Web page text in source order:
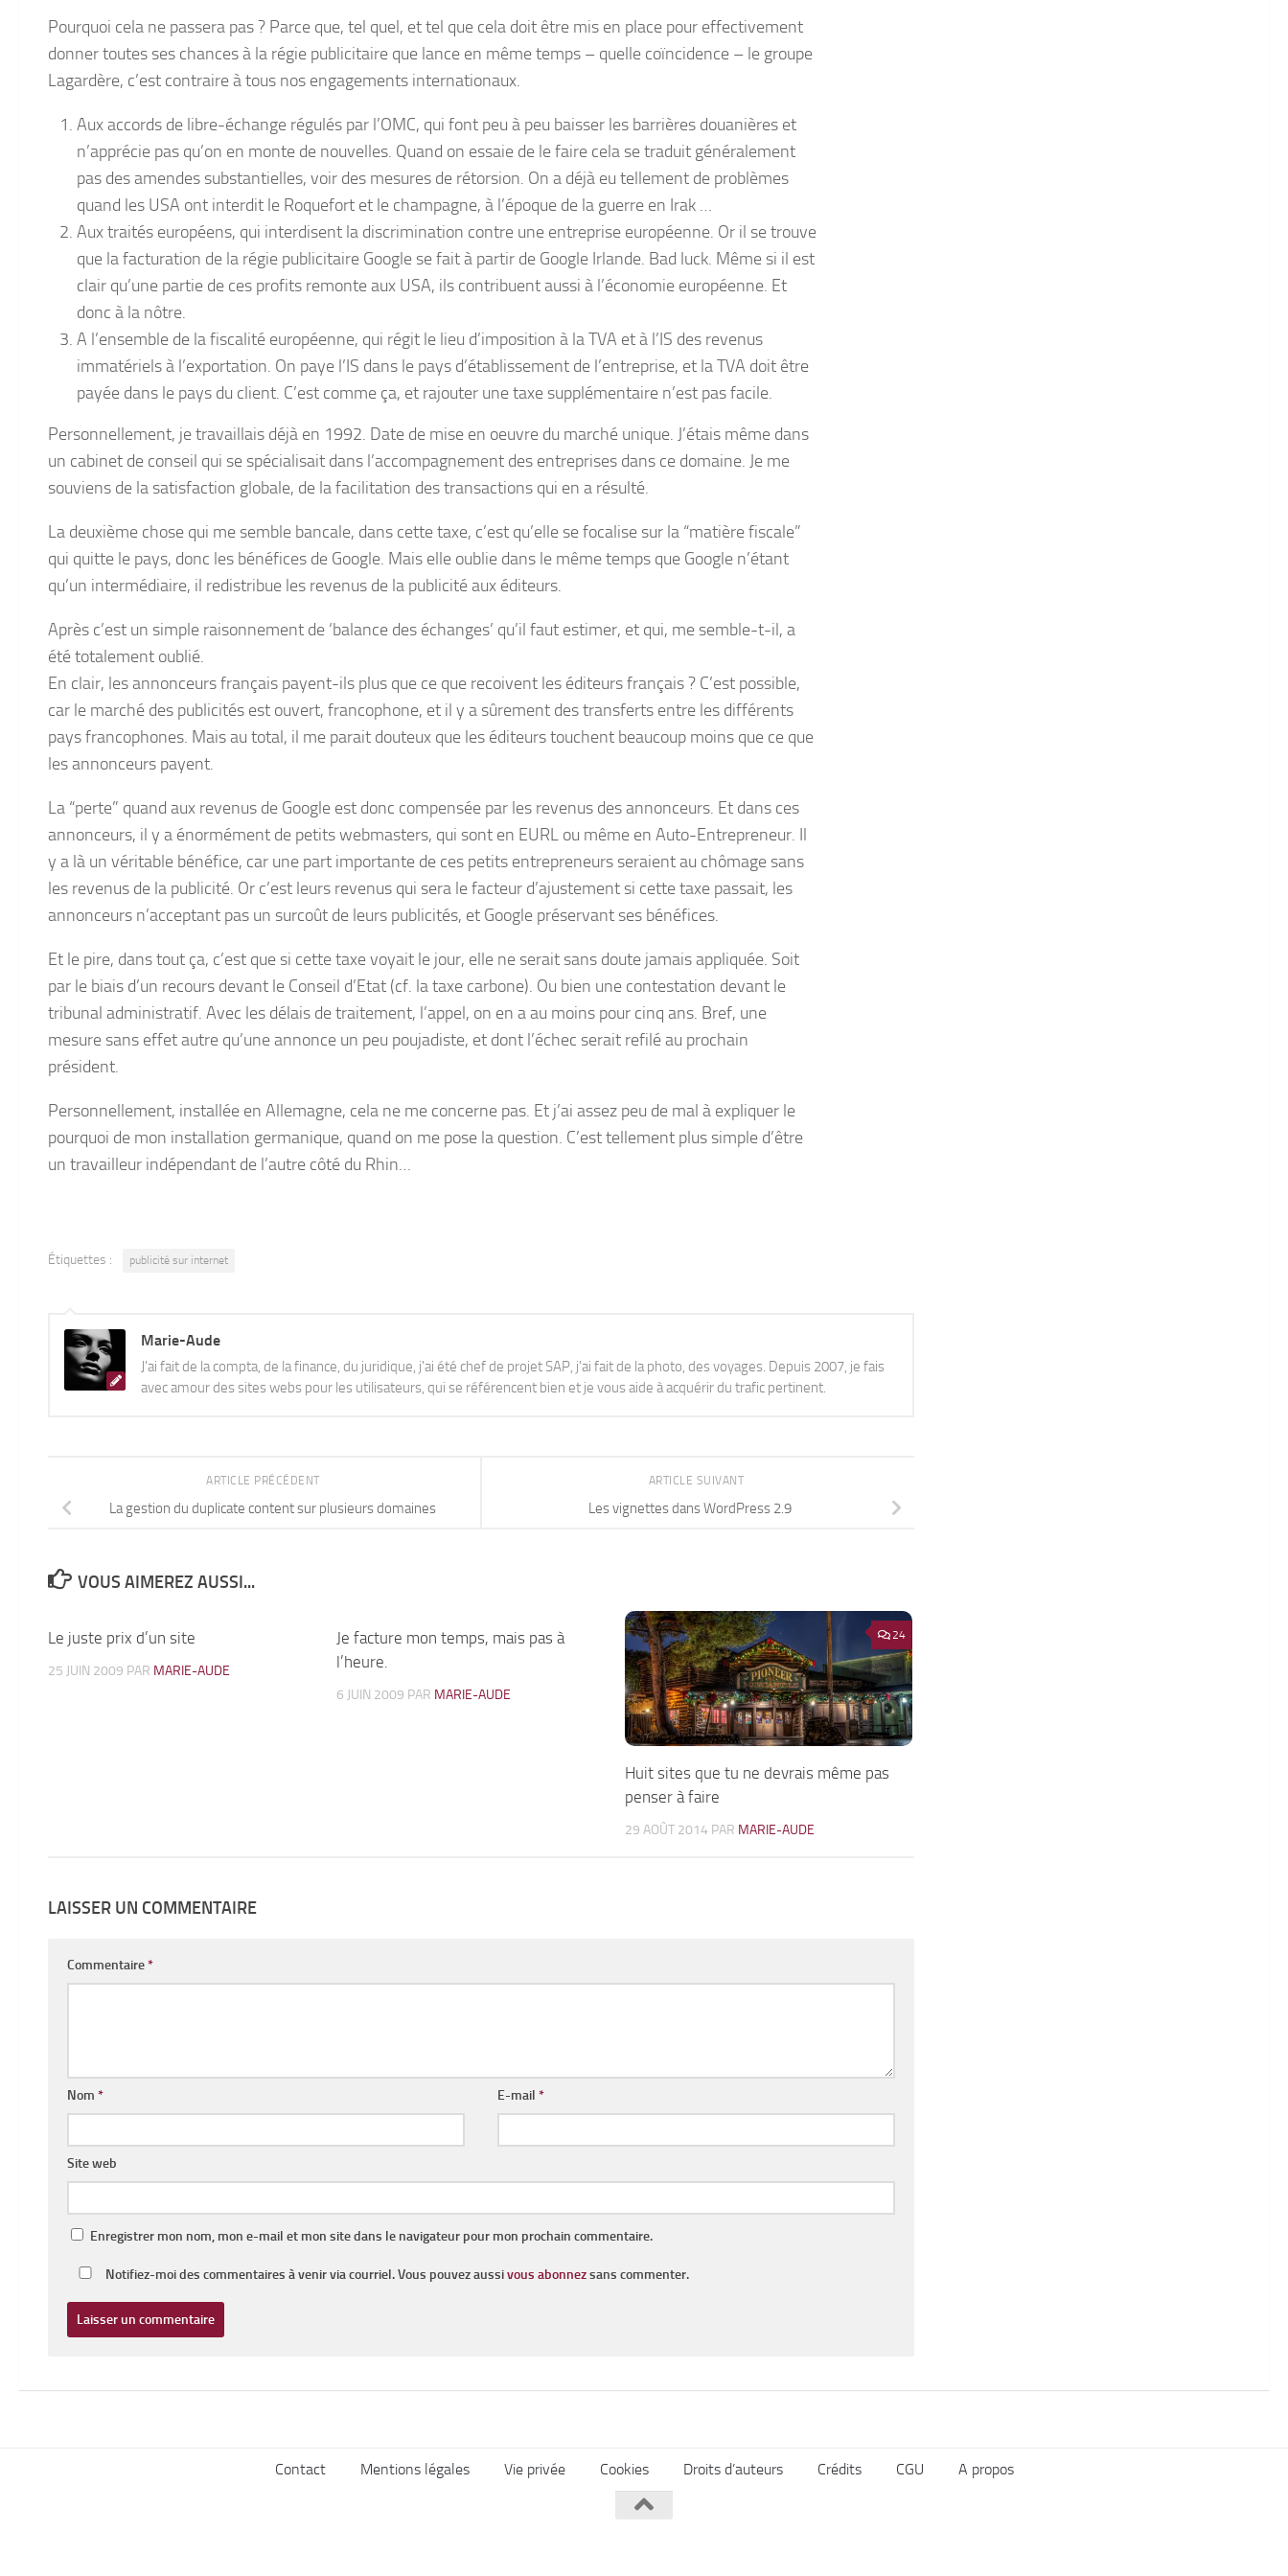
Pourquoi cela ne passera pas ? Parce que, tel quel, et tel que cela doit être mis en place pour effectivement
donner toutes ses chances à la régie publicitaire que lance en même temps – quelle coïncidence – le groupe
Lagardère, c’est contraire à tous nos engagements internationaux.
Aux accords de libre-échange régulés par l’OMC, qui font peu à peu baisser les barrières douanières et
n’apprécie pas qu’on en monte de nouvelles. Quand on essaie de le faire cela se traduit généralement
pas des amendes substantielles, voir des mesures de rétorsion. On a déjà eu tellement de problèmes
quand les USA ont interdit le Roquefort et le champagne, à l’époque de la guerre en Irak …
Aux traités européens, qui interdisent la discrimination contre une entreprise européenne. Or il se trouve
que la facturation de la régie publicitaire Google se fait à partir de Google Irlande. Bad luck. Même si il est
clair qu’une partie de ces profits remonte aux USA, ils contribuent aussi à l’économie européenne. Et
donc à la nôtre.
A l’ensemble de la fiscalité européenne, qui régit le lieu d’imposition à la TVA et à l’IS des revenus
immatériels à l’exportation. On paye l’IS dans le pays d’établissement de l’entreprise, et la TVA doit être
payée dans le pays du client. C’est comme ça, et rajouter une taxe supplémentaire n’est pas facile.
Personnellement, je travaillais déjà en 1992. Date de mise en oeuvre du marché unique. J’étais même dans
un cabinet de conseil qui se spécialisait dans l’accompagnement des entreprises dans ce domaine. Je me
souviens de la satisfaction globale, de la facilitation des transactions qui en a résulté.
La deuxième chose qui me semble bancale, dans cette taxe, c’est qu’elle se focalise sur la “matière fiscale”
qui quitte le pays, donc les bénéfices de Google. Mais elle oublie dans le même temps que Google n’étant
qu’un intermédiaire, il redistribue les revenus de la publicité aux éditeurs.
Après c’est un simple raisonnement de ‘balance des échanges’ qu’il faut estimer, et qui, me semble-t-il, a
été totalement oublié.
En clair, les annonceurs français payent-ils plus que ce que recoivent les éditeurs français ? C’est possible,
car le marché des publicités est ouvert, francophone, et il y a sûrement des transferts entre les différents
pays francophones. Mais au total, il me parait douteux que les éditeurs touchent beaucoup moins que ce que
les annonceurs payent.
La “perte” quand aux revenus de Google est donc compensée par les revenus des annonceurs. Et dans ces
annonceurs, il y a énormément de petits webmasters, qui sont en EURL ou même en Auto-Entrepreneur. Il
y a là un véritable bénéfice, car une part importante de ces petits entrepreneurs seraient au chômage sans
les revenus de la publicité. Or c’est leurs revenus qui sera le facteur d’ajustement si cette taxe passait, les
annonceurs n’acceptant pas un surcoût de leurs publicités, et Google préservant ses bénéfices.
Et le pire, dans tout ça, c’est que si cette taxe voyait le jour, elle ne serait sans doute jamais appliquée. Soit
par le biais d’un recours devant le Conseil d’Etat (cf. la taxe carbone). Ou bien une contestation devant le
tribunal administratif. Avec les délais de traitement, l’appel, on en a au moins pour cinq ans. Bref, une
mesure sans effet autre qu’une annonce un peu poujadiste, et dont l’échec serait refilé au prochain
président.
Personnellement, installée en Allemagne, cela ne me concerne pas. Et j’ai assez peu de mal à expliquer le
pourquoi de mon installation germanique, quand on me pose la question. C’est tellement plus simple d’être
un travailleur indépendant de l’autre côté du Rhin…
Étiquettes : publicité sur internet
Marie-Aude
J'ai fait de la compta, de la finance, du juridique, j'ai été chef de projet SAP, j'ai fait de la photo, des voyages. Depuis 2007, je fais
avec amour des sites webs pour les utilisateurs, qui se référencent bien et je vous aide à acquérir du trafic pertinent.
ARTICLE SUIVANT
Les vignettes dans WordPress 2.9
ARTICLE PRÉCÉDENT
La gestion du duplicate content sur plusieurs domaines
VOUS AIMEREZ AUSSI...
Le juste prix d’un site
25 JUIN 2009 PAR MARIE-AUDE
Je facture mon temps, mais pas à
l’heure.
6 JUIN 2009 PAR MARIE-AUDE
24
Huit sites que tu ne devrais même pas
penser à faire
29 AOÛT 2014 PAR MARIE-AUDE
LAISSER UN COMMENTAIRE
Commentaire*
Nom * E-mail*
Site web
Enregistrer mon nom, mon e-mail et mon site dans le navigateur pour mon prochain commentaire.
Notifiez-moi des commentaires à venir via courriel. Vous pouvez aussivous abonnezsans commenter.
Contact Mentions légales Vie privée Cookies Droits d’auteurs Crédits CGU A propos